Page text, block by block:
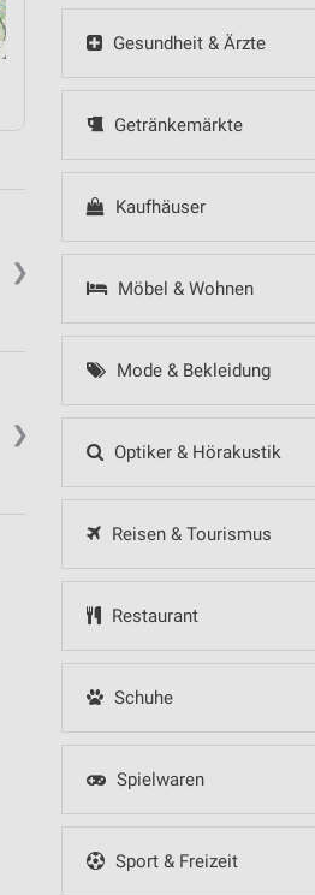
Gesundheit & Ärzte
Getränkemärkte
Kaufhäuser
Möbel & Wohnen
Mode & Bekleidung
Optiker & Hörakustik
Reisen & Tourismus
Restaurant
Schuhe
Spielwaren
Sport & Freizeit
❯
❯